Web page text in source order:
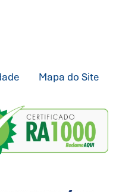
Mapa do Site